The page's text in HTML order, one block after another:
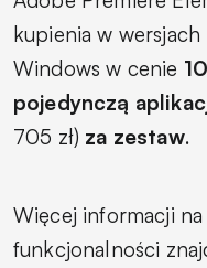
kupienia w wersjach
Windows w cenie
pojedynczą
705 zł) za zestaw.
Więcej informacji
funkcjonalności